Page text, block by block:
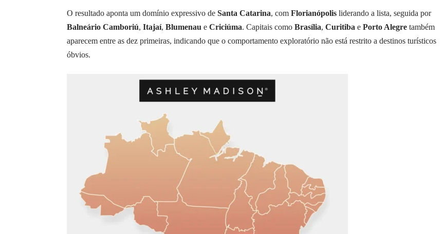
O resultado aponta um domínio expressivo de Santa Catarina, com Florianópolis liderando a lista, seguida por
Balneário Camboriú, Itajaí, Blumenau e Criciúma. Capitais como Brasília, Curitiba e Porto Alegre também
aparecem entre as dez primeiras, indicando que o comportamento exploratório não está restrito a destinos turísticos
óbvios.